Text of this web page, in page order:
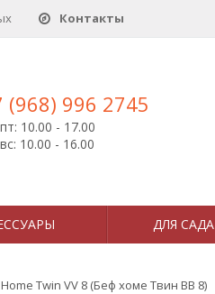
Контакты
(968) 996 2745
10.00 - 17.00
10.00 - 16.00
ДЛЯ САДА
Twin VV 8 (Беф хоме Твин ВВ 8)